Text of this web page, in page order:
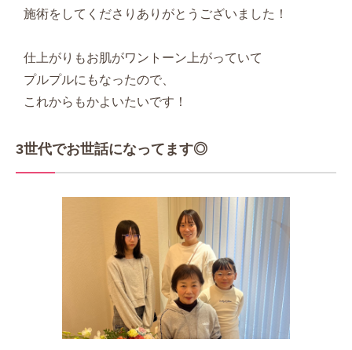
施術をしてくださりありがとうございました！
仕上がりもお肌がワントーン上がっていて
プルプルにもなったので、
これからもかよいたいです！
3世代でお世話になってます◎